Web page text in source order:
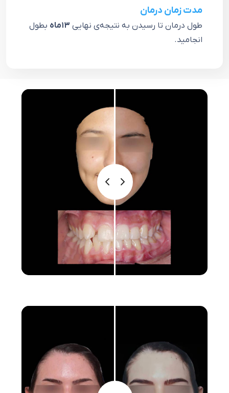
مدت زمان درمان
طول درمان تا رسیدن به نتیجه‌ی نهایی ١٣ماه
بطول
انجامید.